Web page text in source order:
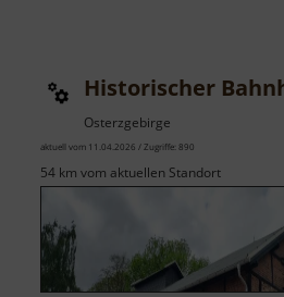
Historischer
Osterzgebirge
aktuell vom 11.04.2026 / Zugriffe: 890
54 km vom aktuellen Standort